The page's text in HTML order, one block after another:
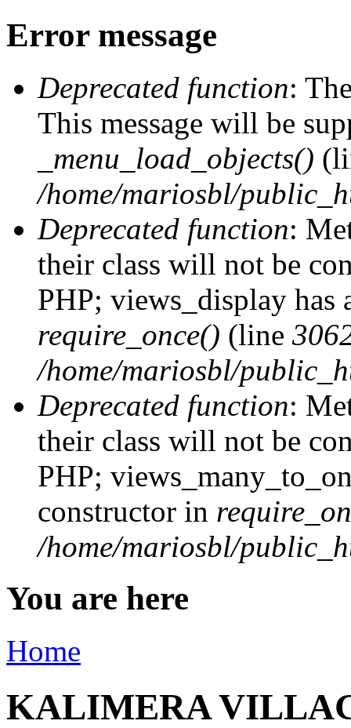
Error message
Deprecated function:
This message will be
_menu_load_objects()
/home/mariosbl/
Deprecated function:
their class will not be
PHP; views_display has
require_once() (line
/home/mariosbl/
Deprecated function:
their class will not be
PHP;
constructor in
/home/mariosbl/
You are here
Home
KALIMERA